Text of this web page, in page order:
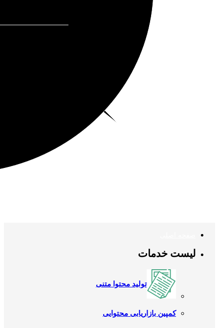
لیست خدمات
تولید محتوا متنی
کمپین بازاریابی محتوایی